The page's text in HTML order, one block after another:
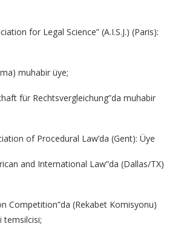
for Legal Science” (A.I.S.J.) (Paris):
muhabir üye;
für Rechtsvergleichung”da muhabir
of Procedural Law’da (Gent): Üye
and International Law”da (Dallas/TX)
Competition”da (Rekabet Komisyonu)
temsilcisi;